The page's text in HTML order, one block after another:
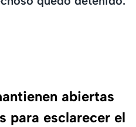
abiertas
para esclarecer el